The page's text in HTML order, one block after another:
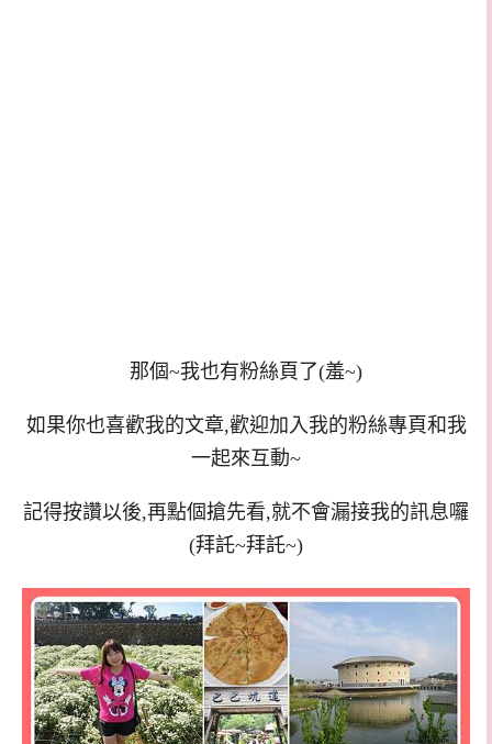
那個~我也有粉絲頁了(羞~)
如果你也喜歡我的文章,歡迎加入我的粉絲專頁和我
一起來互動~
記得按讚以後,再點個搶先看,就不會漏接我的訊息囉
(拜託~拜託~)